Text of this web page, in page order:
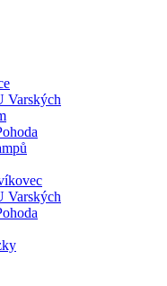
Varských
Varských